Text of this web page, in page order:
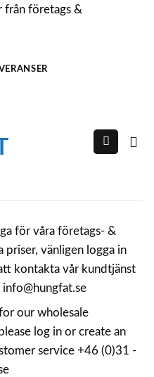
från företags &
för våra företags- &
priser, vänligen logga in
kontakta vår kundtjänst
our wholesale
log in or create an
service +46 (0)31 -